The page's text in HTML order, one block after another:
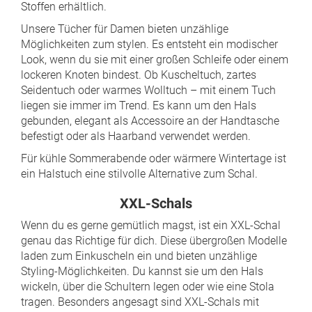
Stoffen erhältlich.
Unsere Tücher für Damen bieten unzählige
Möglichkeiten zum stylen. Es entsteht ein modischer
Look, wenn du sie mit einer großen Schleife oder einem
lockeren Knoten bindest. Ob Kuscheltuch, zartes
Seidentuch oder warmes Wolltuch – mit einem Tuch
liegen sie immer im Trend. Es kann um den Hals
gebunden, elegant als Accessoire an der Handtasche
befestigt oder als Haarband verwendet werden.
Für kühle Sommerabende oder wärmere Wintertage ist
ein Halstuch eine stilvolle Alternative zum Schal.
XXL-Schals
Wenn du es gerne gemütlich magst, ist ein XXL-Schal
genau das Richtige für dich. Diese übergroßen Modelle
laden zum Einkuscheln ein und bieten unzählige
Styling-Möglichkeiten. Du kannst sie um den Hals
wickeln, über die Schultern legen oder wie eine Stola
tragen. Besonders angesagt sind XXL-Schals mit